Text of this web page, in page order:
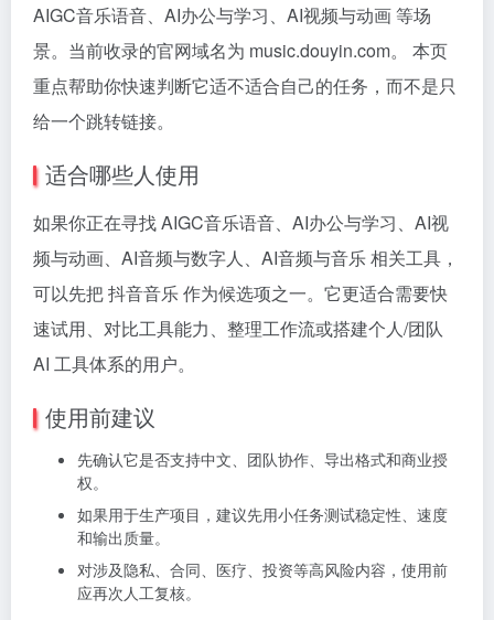
AIGC音乐语音、AI办公与学习、AI视频与动画 等场
景。当前收录的官网域名为 music.douyin.com。 本页
重点帮助你快速判断它适不适合自己的任务，而不是只
给一个跳转链接。
适合哪些人使用
如果你正在寻找 AIGC音乐语音、AI办公与学习、AI视
频与动画、AI音频与数字人、AI音频与音乐 相关工具，
可以先把 抖音音乐 作为候选项之一。它更适合需要快
速试用、对比工具能力、整理工作流或搭建个人/团队
AI 工具体系的用户。
使用前建议
先确认它是否支持中文、团队协作、导出格式和商业授
权。
如果用于生产项目，建议先用小任务测试稳定性、速度
和输出质量。
对涉及隐私、合同、医疗、投资等高风险内容，使用前
应再次人工复核。